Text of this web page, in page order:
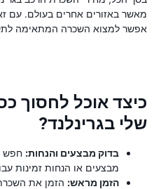
מאשר באזורים אחרים בעולם. עם
אפשר למצוא השכרה המתאימה
כיצד אוכל לחסוך
שלי בגרינלנד?
בדוק מבצעים והנחות: חפש
מבצעים או הנחות זמינות
הזמן מראש: הזמן את